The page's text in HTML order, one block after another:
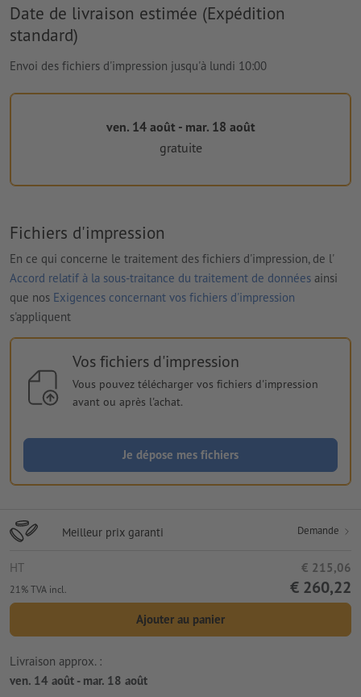
Date de livraison estimée (Expédition
standard)
Envoi des fichiers d'impression jusqu'à lundi 10:00
ven. 14 août - mar. 18 août
gratuite
Fichiers d'impression
En ce qui concerne le traitement des fichiers d'impression, de l'
Accord relatif à la sous-traitance du traitement de données ainsi
que nos Exigences concernant vos fichiers d'impression
s'appliquent
Vos fichiers d'impression
Vous pouvez télécharger vos fichiers d'impression
avant ou après l'achat.
Je dépose mes fichiers
Meilleur prix garanti Demande
HT € 215,06
21% TVA incl. € 260,22
Ajouter au panier
Livraison approx. :
ven. 14 août - mar. 18 août